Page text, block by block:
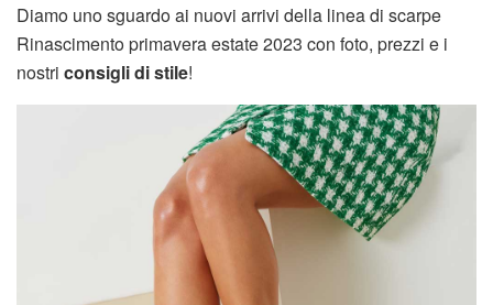
Diamo uno sguardo ai nuovi arrivi della linea di scarpe
Rinascimento primavera estate 2023 con foto, prezzi e i
nostri consigli di stile!